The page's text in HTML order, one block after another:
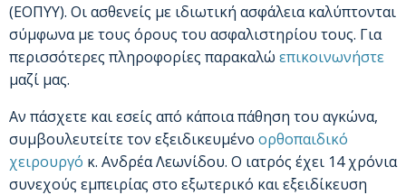
(ΕΟΠΥΥ). Οι ασθενείς με ιδιωτική ασφάλεια καλύπτονται
σύμφωνα με τους όρους του ασφαλιστηρίου τους. Για
περισσότερες πληροφορίες παρακαλώ επικοινωνήστε
μαζί μας.
Αν πάσχετε και εσείς από κάποια πάθηση του αγκώνα,
συμβουλευτείτε τον εξειδικευμένο ορθοπαιδικό
χειρουργό κ. Ανδρέα Λεωνίδου. Ο ιατρός έχει 14 χρόνια
συνεχούς εμπειρίας στο εξωτερικό και εξειδίκευση